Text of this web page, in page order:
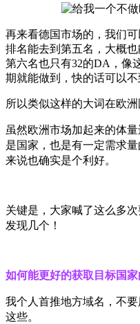
再来看德国市场的，我们
排名能去到第五名，大概也
第六名也只有32的DA，像
期就能做到，快的话可以不
所以类似这样的大词在欧
虽然欧洲市场加起来的体
是国家，也是有一定需求
来说也确实是个利好。
关键是，大家喊了这么多
发现几个！
如何能更好的获取目标国家
我个人首推地方域名，不
这些。